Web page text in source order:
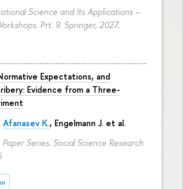
Science and Its Applications –
Prt. 9. Springer, 2027.
Expectations, and
Evidence from a Three-
Afanasev K., Engelmann J. et al.
Paper Series. Social Science Research